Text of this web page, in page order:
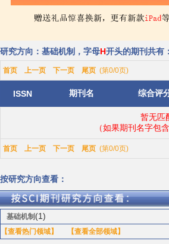
研究方向：基础机制，字母H开头的期刊共有
首页 上一页 下一页 尾页 (第0/0页)
ISSN 期刊名 综合评
暂无匹
（如果期刊名字包
首页 上一页 下一页 尾页 (第0/0页)
按研究方向查看：
基础机制 (1)
【查看热门领域】 【查看全部领域】